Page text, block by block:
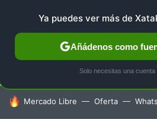
SELECCIÓN GAMING HOME
HOY SE HABLA DE
Mercado Libre Oferta
Ya puedes ver más de
Añádenos como
Solo necesitas una cuenta